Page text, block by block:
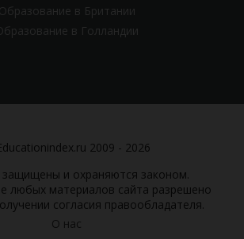
Образование в Британии
в Голландии
2009 - 2026
защищены и охраняются законом.
любых материалов сайта разрешено
согласия правообладателя.
О нас